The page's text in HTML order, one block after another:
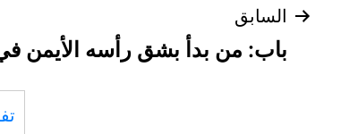
تصفّح
المقالات
السابق
باب: من بدأ بشق رأسه الأيمن